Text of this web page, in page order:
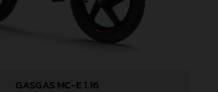
GASGAS MC-E 1.16